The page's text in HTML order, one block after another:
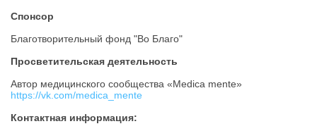
Спонсор
Благотворительный фонд "Во Благо"
Просветительская деятельность
Автор медицинского сообщества «Medica mente»
https://vk.com/medica_mente
Контактная информация: